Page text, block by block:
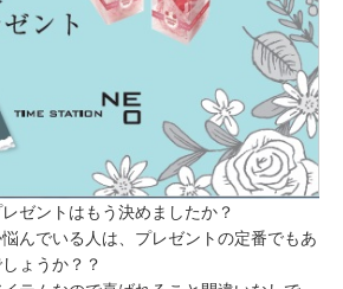
ゼントはもう決めましたか？
んでいる人は、プレゼントの定番でもあ
ょうか？？